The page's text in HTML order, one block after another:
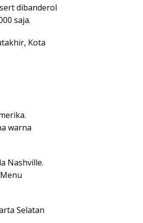
dibanderol
saja.
Kota
warna
Nashville.
Selatan